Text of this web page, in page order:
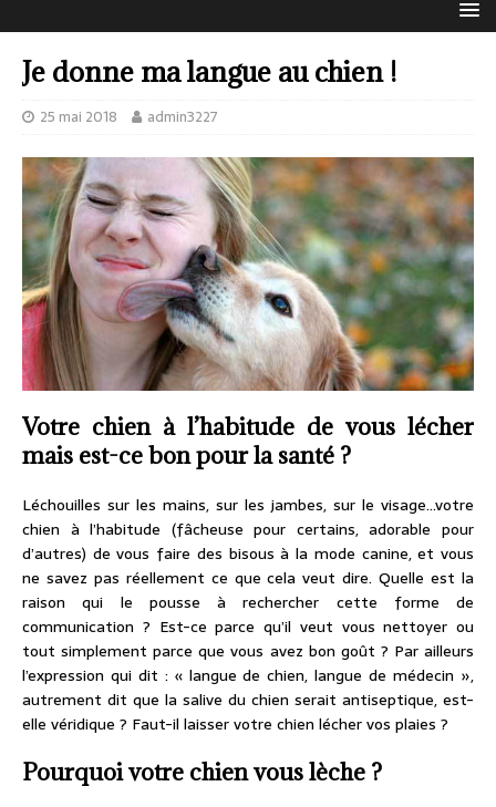
Je donne ma langue au chien !
25 mai 2018 admin3227
Votre chien à l’habitude de vous lécher
mais est-ce bon pour la santé ?
Léchouilles sur les mains, sur les jambes, sur le visage…votre
chien à l’habitude (fâcheuse pour certains, adorable pour
d’autres) de vous faire des bisous à la mode canine, et vous
ne savez pas réellement ce que cela veut dire. Quelle est la
raison qui le pousse à rechercher cette forme de
communication ? Est-ce parce qu’il veut vous nettoyer ou
tout simplement parce que vous avez bon goût ? Par ailleurs
l’expression qui dit : « langue de chien, langue de médecin »,
autrement dit que la salive du chien serait antiseptique, est-
elle véridique ? Faut-il laisser votre chien lécher vos plaies ?
Pourquoi votre chien vous lèche ?